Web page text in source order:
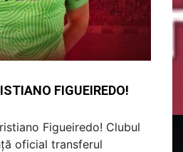
FIGUEIREDO!
Figueiredo! Clubul
oficial transferul